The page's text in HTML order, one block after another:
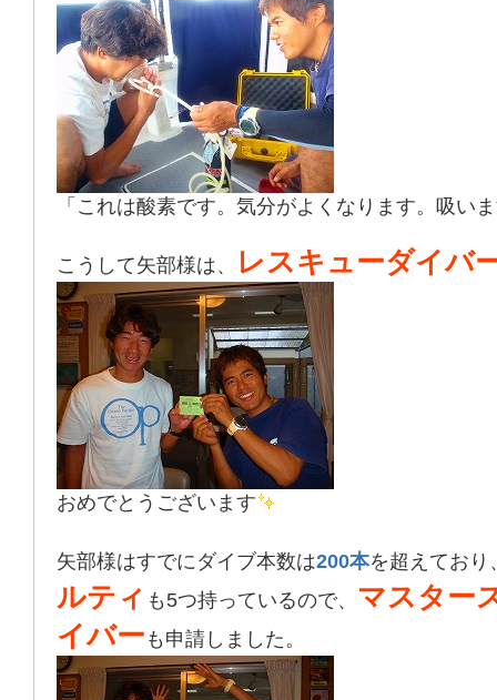
「これは酸素です。気分がよくなります。吸い
こうして矢部様は、 レスキューダイバ
おめでとうございます
矢部様はすでにダイブ本数は200本を超えており
ルティ も5つ持っているので、 マスター
イバー も申請しました。